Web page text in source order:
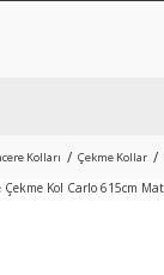
Kolları Çekme Kollar